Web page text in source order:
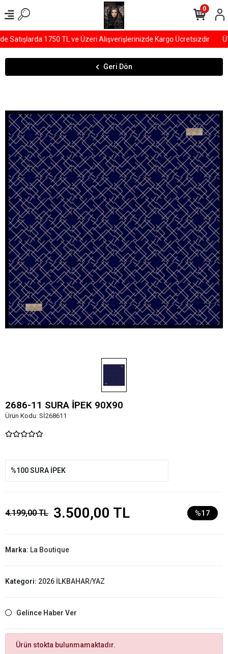
1750 TL ve Üzeri Alışverişlerinizde Kargo Ücretsizdir
0
Geri Dön
2686-11 SURA İPEK 90X90
Ürün Kodu: Sİ268611
%100 SURA İPEK
4.199,00 TL 3.500,00 TL %17
Marka: La Boutique
Kategori: 2026 İLKBAHAR/YAZ
Gelince Haber Ver
Ürün stokta bulunmamaktadır.